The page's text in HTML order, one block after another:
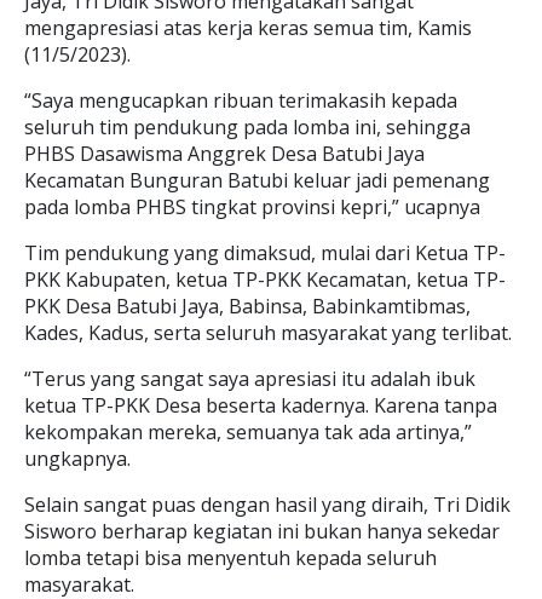
mengapresiasi atas kerja keras semua tim, Kamis
(11/5/2023).
“Saya mengucapkan ribuan terimakasih kepada
seluruh tim pendukung pada lomba ini, sehingga
PHBS Dasawisma Anggrek Desa Batubi Jaya
Kecamatan Bunguran Batubi keluar jadi pemenang
pada lomba PHBS tingkat provinsi kepri,” ucapnya
Tim pendukung yang dimaksud, mulai dari Ketua TP-
PKK Kabupaten, ketua TP-PKK Kecamatan, ketua TP-
PKK Desa Batubi Jaya, Babinsa, Babinkamtibmas,
Kades, Kadus, serta seluruh masyarakat yang terlibat.
“Terus yang sangat saya apresiasi itu adalah ibuk
ketua TP-PKK Desa beserta kadernya. Karena tanpa
kekompakan mereka, semuanya tak ada artinya,”
ungkapnya.
Selain sangat puas dengan hasil yang diraih, Tri Didik
Sisworo berharap kegiatan ini bukan hanya sekedar
lomba tetapi bisa menyentuh kepada seluruh
masyarakat.